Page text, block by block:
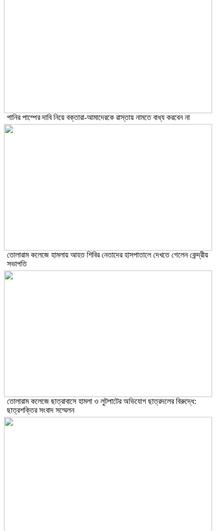
পানির পাম্পের দাবি নিয়ে বক্তারা-আমাদেরকে রাস্তায় নামতে বাধ্য করবেন না
তোলারাম কলেজে হামলায় আহত শিবির নেতাদের হাসপাতালে দেখতে গেলেন কেন্দ্রীয়
সভাপতি
তোলারাম কলেজে ছাত্রাবাসে হামলা ও লুটপাটের অভিযোগ ছাত্রদলের বিরুদ্ধে:
ছাত্রশক্তির সংবাদ সম্মেলন